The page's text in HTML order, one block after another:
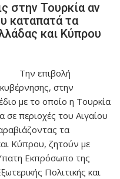
στην Τουρκία αν
καταπατά τα
και Κύπρου
Την επιβολή
στην
με το οποίο η Τουρκία
σε περιοχές του Αιγαίου
τα
Κύπρου, ζητούν με
Εκπρόσωπο της
Πολιτικής και